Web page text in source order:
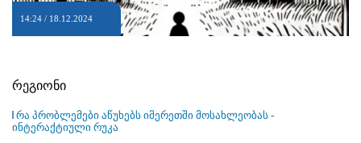
14:24 / 18.12.2024
რეგიონი
რა პრობლემები აწუხებს იმერეთში მოსახლეობას -
ინტერაქტიული რუკა